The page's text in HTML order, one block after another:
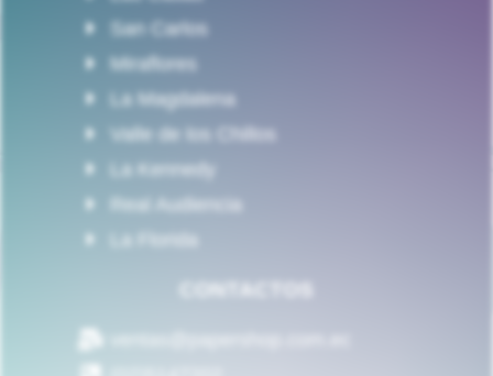
San Carlos
Miraflores
La Magdalena
Valle de los Chillos
La Kennedy
Real Audiencia
La Florida
CONTACTOS